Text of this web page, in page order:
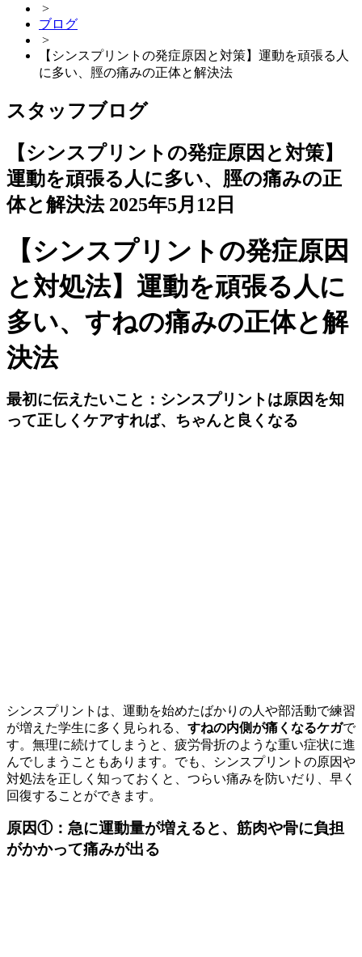
>
ブログ
>
【シンスプリントの発症原因と対策】運動を頑張る人
に多い、脛の痛みの正体と解決法
スタッフブログ
【シンスプリントの発症原因と対策】
運動を頑張る人に多い、脛の痛みの正
体と解決法 2025年5月12日
【シンスプリントの発症原因
と対処法】運動を頑張る人に
多い、すねの痛みの正体と解
決法
最初に伝えたいこと：シンスプリントは原因を知
って正しくケアすれば、ちゃんと良くなる
シンスプリントは、運動を始めたばかりの人や部活動で練習
が増えた学生に多く見られる、 すねの内側が痛くなるケガで
す。無理に続けてしまうと、疲労骨折のような重い症状に進
んでしまうこともあります。でも、シンスプリントの原因や
対処法を正しく知っておくと、つらい痛みを防いだり、早く
回復することができます。
原因①：急に運動量が増えると、筋肉や骨に負担
がかかって痛みが出る